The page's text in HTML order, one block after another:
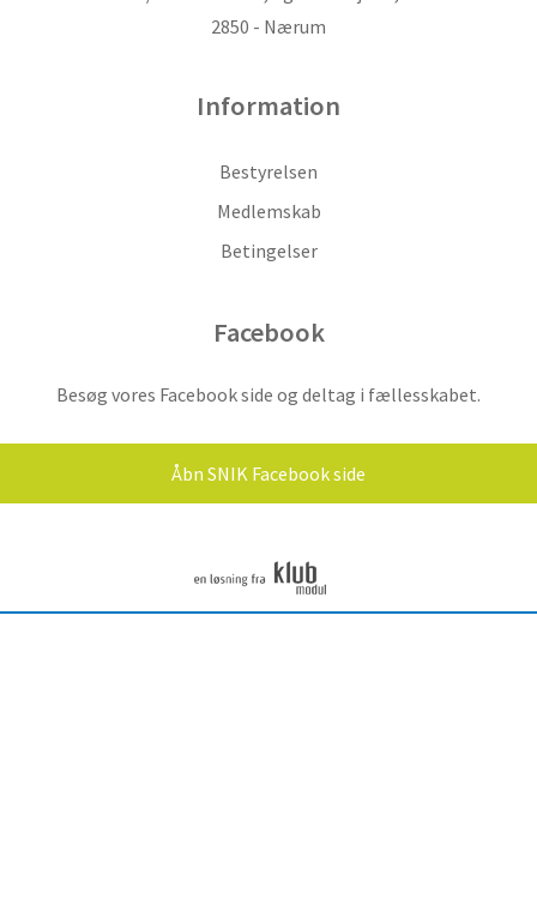
2850 - Nærum
Information
Bestyrelsen
Medlemskab
Betingelser
Facebook
Besøg vores Facebook side og deltag i fællesskabet.
Åbn SNIK Facebook side